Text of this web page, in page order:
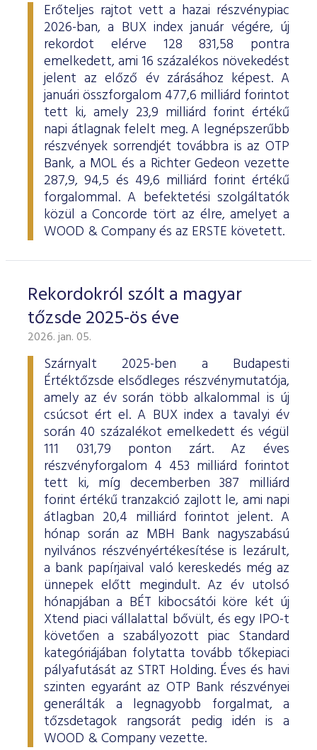
Erőteljes rajtot vett a hazai részvénypiac
2026-ban, a BUX index január végére, új
rekordot elérve 128 831,58 pontra
emelkedett, ami 16 százalékos növekedést
jelent az előző év zárásához képest. A
januári összforgalom 477,6 milliárd forintot
tett ki, amely 23,9 milliárd forint értékű
napi átlagnak felelt meg. A legnépszerűbb
részvények sorrendjét továbbra is az OTP
Bank, a MOL és a Richter Gedeon vezette
287,9, 94,5 és 49,6 milliárd forint értékű
forgalommal. A befektetési szolgáltatók
közül a Concorde tört az élre, amelyet a
WOOD & Company és az ERSTE követett.
Rekordokról szólt a magyar
tőzsde 2025-ös éve
2026. jan. 05.
Szárnyalt 2025-ben a Budapesti
Értéktőzsde elsődleges részvénymutatója,
amely az év során több alkalommal is új
csúcsot ért el. A BUX index a tavalyi év
során 40 százalékot emelkedett és végül
111 031,79 ponton zárt. Az éves
részvényforgalom 4 453 milliárd forintot
tett ki, míg decemberben 387 milliárd
forint értékű tranzakció zajlott le, ami napi
átlagban 20,4 milliárd forintot jelent. A
hónap során az MBH Bank nagyszabású
nyilvános részvényértékesítése is lezárult,
a bank papírjaival való kereskedés még az
ünnepek előtt megindult. Az év utolsó
hónapjában a BÉT kibocsátói köre két új
Xtend piaci vállalattal bővült, és egy IPO-t
követően a szabályozott piac Standard
kategóriájában folytatta tovább tőkepiaci
pályafutását az STRT Holding. Éves és havi
szinten egyaránt az OTP Bank részvényei
generálták a legnagyobb forgalmat, a
tőzsdetagok rangsorát pedig idén is a
WOOD & Company vezette.